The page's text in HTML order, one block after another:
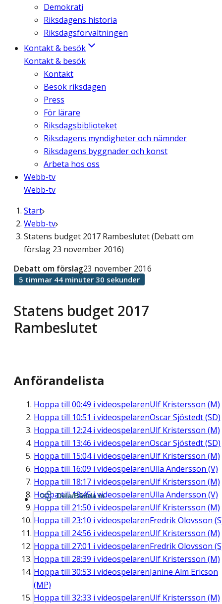
Demokrati
Riksdagens historia
Riksdagsförvaltningen
Kontakt & besök
Kontakt & besök
Kontakt
Besök riksdagen
Press
För lärare
Riksdagsbiblioteket
Riksdagens myndigheter och nämnder
Riksdagens byggnader och konst
Arbeta hos oss
Webb-tv
Webb-tv
Start
Webb-tv
Statens budget 2017 Rambeslutet (Debatt om
förslag 23 november 2016)
Statens budget 2017
Rambeslutet
Debatt om förslag23 november 2016
5 timmar 44 minuter 30 sekunder
Anförandelista
Hoppa till 00:49 i videospelarenUlf Kristersson (M)
Hoppa till 10:51 i videospelarenOscar Sjöstedt (SD)
Hoppa till 12:24i videospelarenUlf Kristersson (M)
Hoppa till 13:46 i videospelarenOscar Sjöstedt (SD)
Hoppa till 15:04i videospelarenUlf Kristersson (M)
Hoppa till 16:09 i videospelarenUlla Andersson (V)
Hoppa till 18:17 i videospelarenUlf Kristersson (M)
Hoppa till19:45i videospelarenUlla Andersson (V)
Hoppa till 21:50 i videospelarenUlf Kristersson (M)
Hoppa till 23:10 i videospelarenFredrik Olovsson
Hoppa till 24:56 i videospelarenUlf Kristersson (M)
Hoppa till 27:01 i videospelarenFredrik Olovsson
Hoppa till 28:39 i videospelarenUlf Kristersson (M)
Hoppa till 30:53 i videospelarenJanine Alm Ericson
(MP)
Hoppa till 32:33 i videospelarenUlf Kristersson (M)
Dela/Bädda in